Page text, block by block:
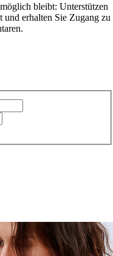
bleibt: Unterstützen
und erhalten Sie Zugang zu